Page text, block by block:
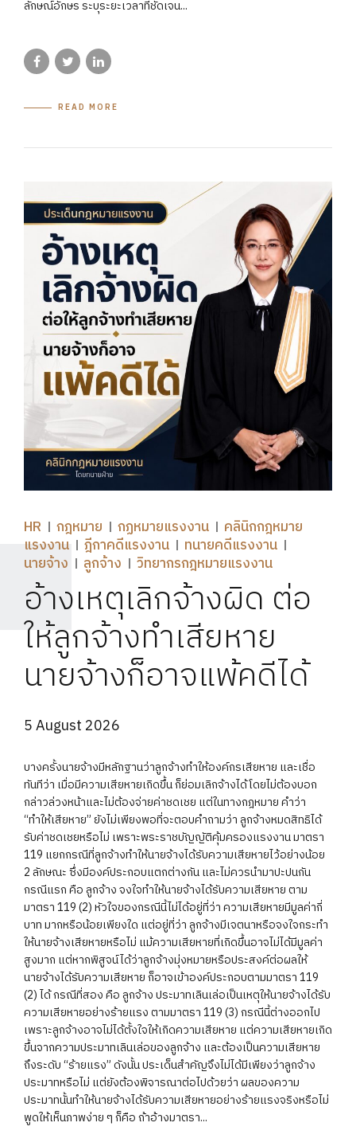
ลักษณ์อักษร ระบุระยะเวลาที่ชัดเจน...
READ MORE
HR กฎหมาย กฏหมายแรงงาน
คลินิกกฎหมาย
แรงงาน
ฎีกาคดีแรงงาน
ทนายคดีแรงงาน
นายจ้าง
ลูกจ้าง วิทยากรกฎหมายแรงงาน
อ้างเหตุเลิกจ้างผิด ต่อ
ให้ลูกจ้างทำเสียหาย
นายจ้างก็อาจแพ้คดีได้
5 August 2026
บางครั้งนายจ้างมีหลักฐานว่าลูกจ้างทำให้องค์กรเสียหาย และเชื่อ
ทันทีว่า เมื่อมีความเสียหายเกิดขึ้น ก็ย่อมเลิกจ้างได้โดยไม่ต้องบอก
กล่าวล่วงหน้าและไม่ต้องจ่ายค่าชดเชย แต่ในทางกฎหมาย คำว่า
“ทำให้เสียหาย” ยังไม่เพียงพอที่จะตอบคำถามว่า ลูกจ้างหมดสิทธิได้
รับค่าชดเชยหรือไม่ เพราะพระราชบัญญัติคุ้มครองแรงงาน มาตรา
119 แยกกรณีที่ลูกจ้างทำให้นายจ้างได้รับความเสียหายไว้อย่างน้อย
2 ลักษณะ ซึ่งมีองค์ประกอบแตกต่างกัน และไม่ควรนำมาปะปนกัน
กรณีแรก คือ ลูกจ้าง จงใจทำให้นายจ้างได้รับความเสียหาย ตาม
มาตรา 119 (2) หัวใจของกรณีนี้ไม่ได้อยู่ที่ว่า ความเสียหายมีมูลค่ากี่
บาท มากหรือน้อยเพียงใด แต่อยู่ที่ว่า ลูกจ้างมีเจตนาหรือจงใจกระทำ
ให้นายจ้างเสียหายหรือไม่ แม้ความเสียหายที่เกิดขึ้นอาจไม่ได้มีมูลค่า
สูงมาก แต่หากพิสูจน์ได้ว่าลูกจ้างมุ่งหมายหรือประสงค์ต่อผลให้
นายจ้างได้รับความเสียหาย ก็อาจเข้าองค์ประกอบตามมาตรา 119
(2) ได้ กรณีที่สอง คือ ลูกจ้าง ประมาทเลินเล่อเป็นเหตุให้นายจ้างได้รับ
ความเสียหายอย่างร้ายแรง ตามมาตรา 119 (3) กรณีนี้ต่างออกไป
เพราะลูกจ้างอาจไม่ได้ตั้งใจให้เกิดความเสียหาย แต่ความเสียหายเกิด
ขึ้นจากความประมาทเลินเล่อของลูกจ้าง และต้องเป็นความเสียหาย
ถึงระดับ “ร้ายแรง” ดังนั้น ประเด็นสำคัญจึงไม่ได้มีเพียงว่าลูกจ้าง
ประมาทหรือไม่ แต่ยังต้องพิจารณาต่อไปด้วยว่า ผลของความ
ประมาทนั้นทำให้นายจ้างได้รับความเสียหายอย่างร้ายแรงจริงหรือไม่
พูดให้เห็นภาพง่าย ๆ ก็คือ ถ้าอ้างมาตรา...